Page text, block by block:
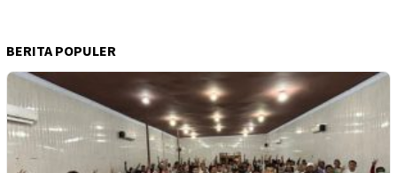
BERITA POPULER